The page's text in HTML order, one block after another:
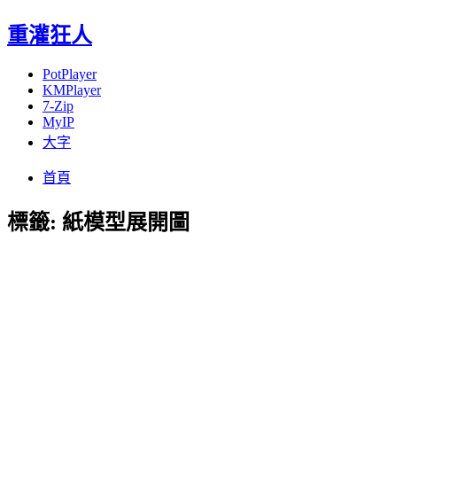
重灌狂人
PotPlayer
KMPlayer
7-Zip
MyIP
大字
首頁
標籤: 紙模型展開圖